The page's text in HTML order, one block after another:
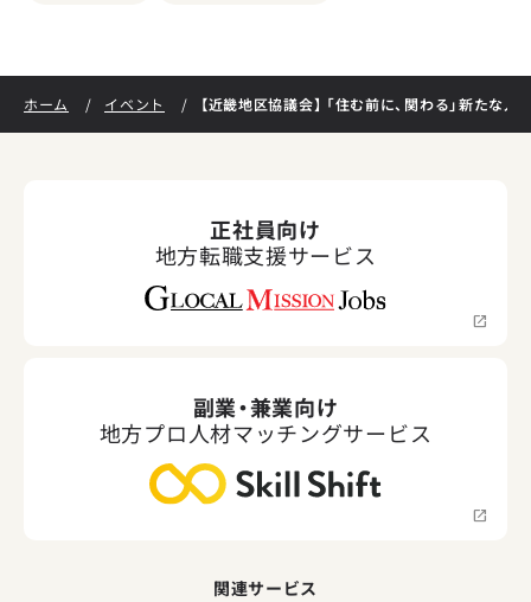
ホーム イベント 【近畿地区協議会】 「住む前に、関わる」新た
正社員向け
地方転職支援サービス
副業・兼業向け
地方プロ人材マッチングサービス
関連サービス